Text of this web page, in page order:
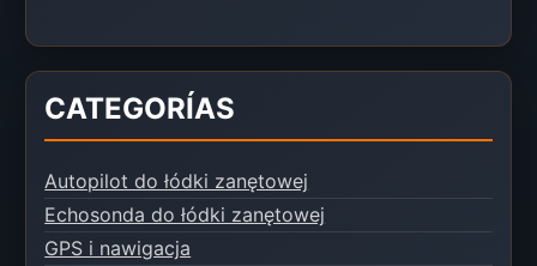
CATEGORÍAS
Autopilot do łódki zanętowej
Echosonda do łódki zanętowej
GPS i nawigacja